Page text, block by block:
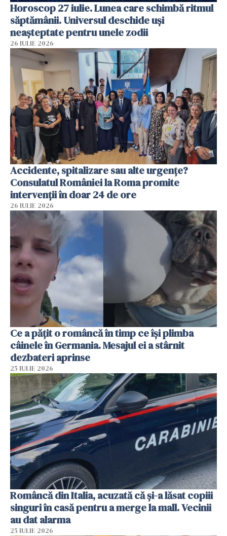
Horoscop 27 iulie. Lunea care schimbă ritmul
săptămânii. Universul deschide uși
neașteptate pentru unele zodii
26 IULIE 2026
Accidente, spitalizare sau alte urgențe?
Consulatul României la Roma promite
intervenții în doar 24 de ore
26 IULIE 2026
Ce a pățit o româncă în timp ce își plimba
câinele în Germania. Mesajul ei a stârnit
dezbateri aprinse
25 IULIE 2026
Româncă din Italia, acuzată că și-a lăsat copiii
singuri în casă pentru a merge la mall. Vecinii
au dat alarma
25 IULIE 2026